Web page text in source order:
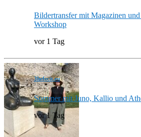
Bildertransfer mit Magazinen
Workshop
vor 1 Tag
3hefecit.eu
Sommer mit Juno, Kallio und
vor 1 Tag